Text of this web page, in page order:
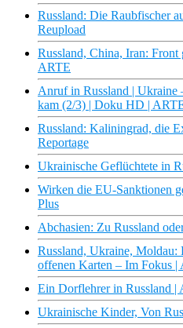
Russland: Die Raubfischer
Reupload
Russland, China, Iran:
ARTE
Anruf in Russland | Ukraine
kam (2/3) | Doku HD |
Russland: Kaliningrad, die
Reportage
Ukrainische Geflüchtete in
Wirken die EU-Sanktionen
Plus
Abchasien: Zu Russland
Russland, Ukraine,
offenen Karten – Im Fokus |
Ein Dorflehrer in Russland |
Ukrainische Kinder, Von